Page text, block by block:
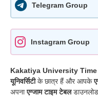
Telegram Group
Instagram Group
Kakatiya University Time
यूनिवर्सिटीके छात्र हैं और आपके
अपनाएग्जाम टाइम टेबलडाउनलोड